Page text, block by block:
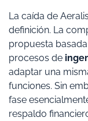
La caída de
definición. La
propuesta
procesos de
adaptar una
funciones. Sin
fase
respaldo